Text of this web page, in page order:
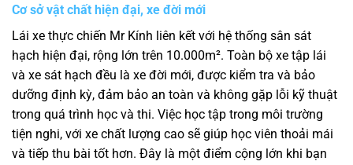
Cơ sở vật chất hiện đại, xe đời mới
Lái xe thực chiến Mr Kính liên kết với hệ thống sân sát
hạch hiện đại, rộng lớn trên 10.000m². Toàn bộ xe tập lái
và xe sát hạch đều là xe đời mới, được kiểm tra và bảo
dưỡng định kỳ, đảm bảo an toàn và không gặp lỗi kỹ thuật
trong quá trình học và thi. Việc học tập trong môi trường
tiện nghi, với xe chất lượng cao sẽ giúp học viên thoải mái
và tiếp thu bài tốt hơn. Đây là một điểm cộng lớn khi bạn